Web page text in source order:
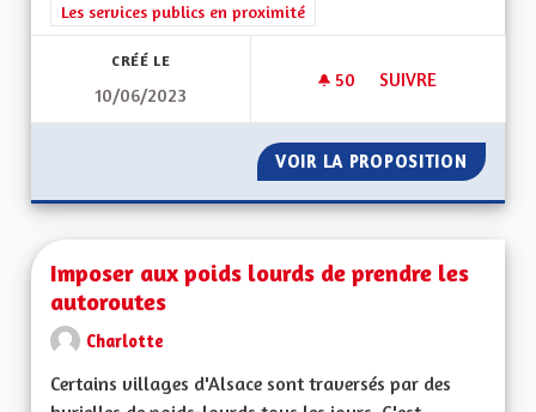
Filtrer les résultats de la catégorie : Les services publics en
Les services publics en proximité
CRÉÉ LE
10/06/2023
50 50 ABONNÉS
SUIVRE
VOIR LA PROPOSITION
Imposer aux poids lourds de prendre les
autoroutes
Charlotte
Certains villages d'Alsace sont traversés par des